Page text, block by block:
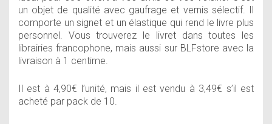
un objet de qualité avec gaufrage et vernis sélectif. Il
comporte un signet et un élastique qui rend le livre plus
personnel. Vous trouverez le livret dans toutes les
librairies francophone, mais aussi sur BLFstore avec la
livraison à 1 centime.
Il est à 4,90€ l’unité, mais il est vendu à 3,49€ s’il est
acheté par pack de 10.